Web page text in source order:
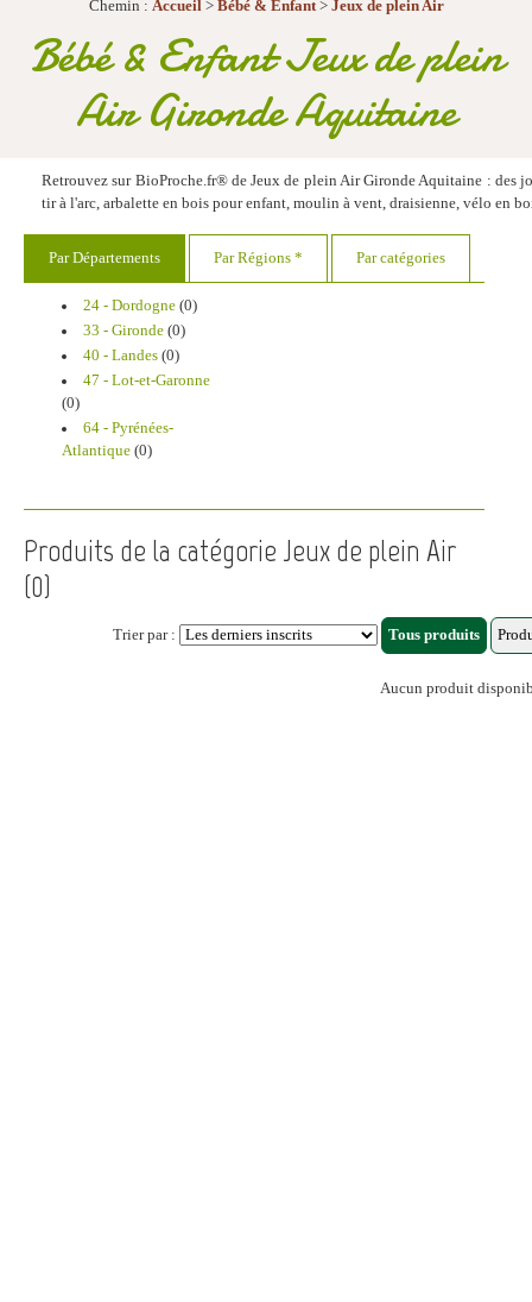
Chemin : Accueil> Bébé & Enfant> Jeux de plein Air
Bébé & Enfant Jeux de plein
Air Gironde Aquitaine
Retrouvez sur BioProche.fr® de Jeux de plein Air Gironde Aquitaine : des
tir à l'arc, arbalette en bois pour enfant, moulin à vent, draisienne, vélo en
Par Départements Par Régions * Par catégories
24 - Dordogne(0)
33 - Gironde(0)
40 - Landes(0)
47 - Lot-et-Garonne
(0)
64 - Pyrénées-
Atlantique (0)
Produits de la catégorie Jeux de plein Air
(0)
Trier par :
Aucun produit